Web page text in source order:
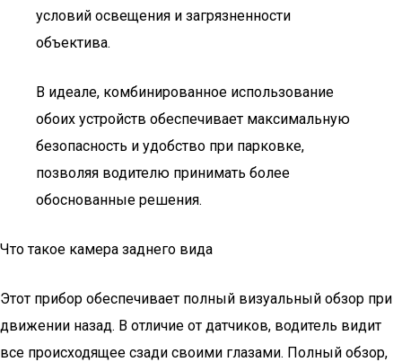
условий освещения и загрязненности
объектива.
В идеале, комбинированное использование
обоих устройств обеспечивает максимальную
безопасность и удобство при парковке,
позволяя водителю принимать более
обоснованные решения.
Что такое камера заднего вида
Этот прибор обеспечивает полный визуальный обзор при
движении назад. В отличие от датчиков, водитель видит
все происходящее сзади своими глазами. Полный обзор,